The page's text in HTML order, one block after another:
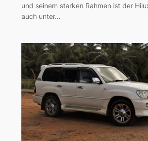
und seinem starken Rahmen ist der
auch unter…